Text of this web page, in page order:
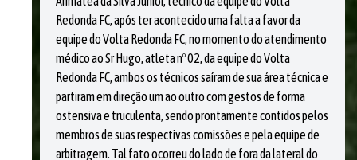
Redonda FC, após ter acontecido uma falta a favor da
equipe do Volta Redonda FC, no momento do atendimento
médico ao Sr Hugo, atleta nº 02, da equipe do Volta
Redonda FC, ambos os técnicos saíram de sua área técnica e
partiram em direção um ao outro com gestos de forma
ostensiva e truculenta, sendo prontamente contidos pelos
membros de suas respectivas comissões e pela equipe de
arbitragem. Tal fato ocorreu do lado de fora da lateral do